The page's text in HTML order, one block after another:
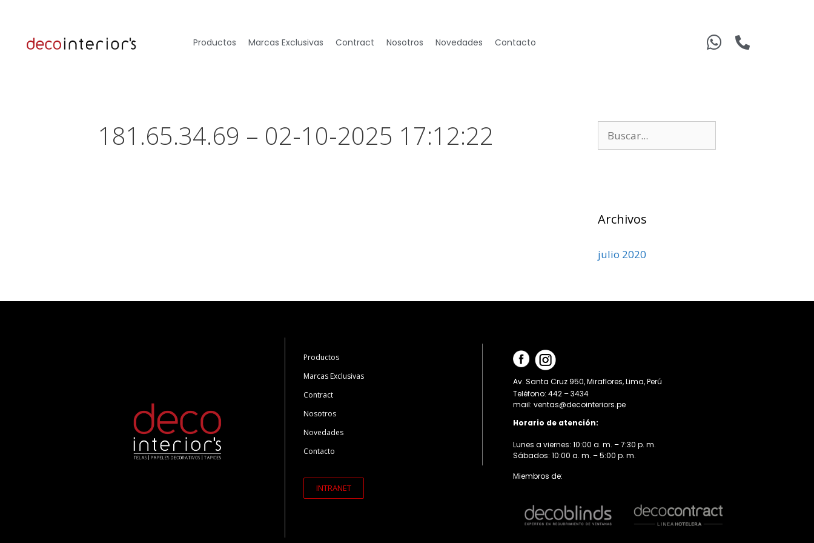
Productos Marcas Exclusivas Contract Nosotros Novedades Contacto
181.65.34.69 – 02-10-2025 17:12:22
Archivos
julio 2020
Productos
Marcas Exclusivas
Contract
Nosotros
Novedades
Contacto
INTRANET
Av. Santa Cruz 950, Miraflores, Lima, Perú
Teléfono: 442 – 3434
mail: ventas@decointeriors.pe
Horario de atención:
Lunes a viernes: 10:00 a. m. – 7:30 p. m.
Sábados: 10:00 a. m. – 5:00 p. m.
Miembros de: